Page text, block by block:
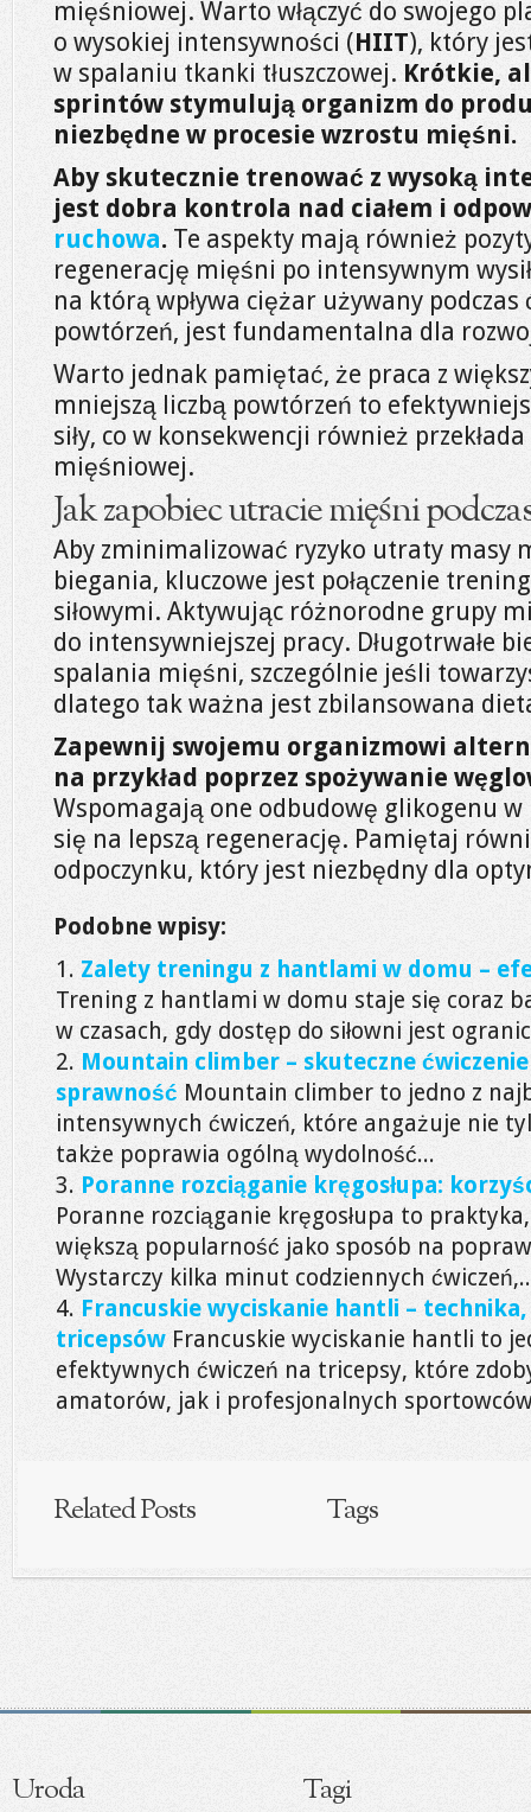
mięśniowej. Warto włączyć do swojego
o wysokiej intensywności (HIIT), który
w spalaniu tkanki tłuszczowej. Krótkie,
sprintów stymulują organizm do
niezbędne w procesie wzrostu mięśni.
Aby skutecznie trenować z wysoką
jest dobra kontrola nad ciałem i
ruchowa. Te aspekty mają również
regenerację mięśni po intensywnym
na którą wpływa ciężar używany podczas
powtórzeń, jest fundamentalna dla
Warto jednak pamiętać, że praca z
mniejszą liczbą powtórzeń to
siły, co w konsekwencji również
mięśniowej.
Jak zapobiec utracie mięśni
Aby zminimalizować ryzyko utraty masy
biegania, kluczowe jest połączenie
siłowymi. Aktywując różnorodne grupy
do intensywniejszej pracy. Długotrwałe
spalania mięśni, szczególnie jeśli
dlatego tak ważna jest zbilansowana
Zapewnij swojemu organizmowi
na przykład poprzez spożywanie
Wspomagają one odbudowę glikogenu w
się na lepszą regenerację. Pamiętaj
odpoczynku, który jest niezbędny dla
Podobne wpisy:
Zalety treningu z hantlami w domu –
Trening z hantlami w domu staje się coraz
w czasach, gdy dostęp do siłowni jest
Mountain climber – skuteczne
sprawność Mountain climber to jedno z
intensywnych ćwiczeń, które angażuje nie
także poprawia ogólną wydolność...
Poranne rozciąganie kręgosłupa:
Poranne rozciąganie kręgosłupa to
większą popularność jako sposób na
Wystarczy kilka minut codziennych
Francuskie wyciskanie hantli –
tricepsów Francuskie wyciskanie hantli to
efektywnych ćwiczeń na tricepsy, które
amatorów, jak i profesjonalnych
Related Posts Tags
Uroda
Tagi